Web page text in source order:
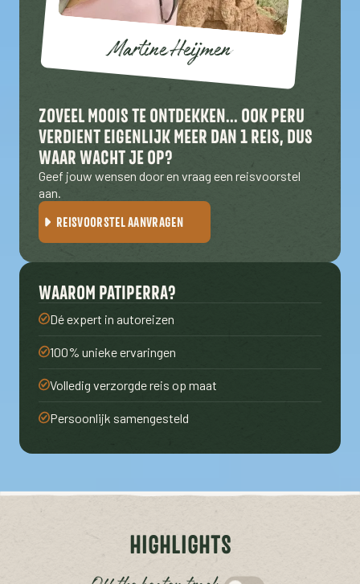
www.ggdreisvaccinaties.nl/
Er kan malaria voorkomen in de jungle
Martine Heijmen
ZOVEEL MOOIS TE ONTDEKKEN... OOK PERU
VERDIENT EIGENLIJK MEER DAN 1 REIS, DUS
WAAR WACHT JE OP?
Geef jouw wensen door en vraag een reisvoorstel
aan.
REISVOORSTEL AANVRAGEN
WAAROM PATIPERRA?
Dé expert in autoreizen
100% unieke ervaringen
Volledig verzorgde reis op maat
Persoonlijk samengesteld
HIGHLIGHTS